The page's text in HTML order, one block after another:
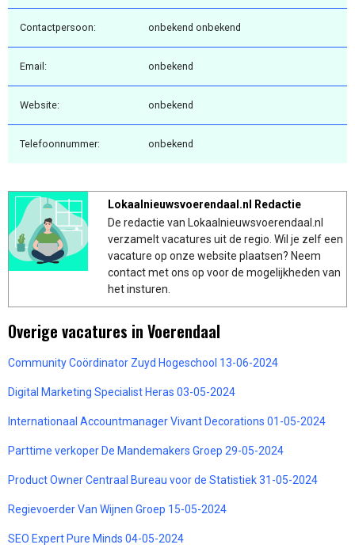
Contactpersoon: onbekend onbekend
Email: onbekend
Website: onbekend
Telefoonnummer: onbekend
Lokaalnieuwsvoerendaal.nl Redactie
De redactie van Lokaalnieuwsvoerendaal.nl
verzamelt vacatures uit de regio. Wil je zelf een
vacature op onze website plaatsen? Neem
contact met ons op voor de mogelijkheden van
het insturen.
Overige vacatures in Voerendaal
Community Coördinator Zuyd Hogeschool 13-06-2024
Digital Marketing Specialist Heras 03-05-2024
Internationaal Accountmanager Vivant Decorations 01-05-2024
Parttime verkoper De Mandemakers Groep 29-05-2024
Product Owner Centraal Bureau voor de Statistiek 31-05-2024
Regievoerder Van Wijnen Groep 15-05-2024
SEO Expert Pure Minds 04-05-2024